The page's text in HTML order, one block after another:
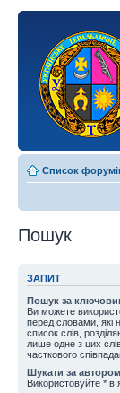
Список
Пошук
ЗАПИТ
Пошук за
Ви можете
перед словами, які
список слів,
лише одне з цих
часткового
Шукати за
Використовуйте * в